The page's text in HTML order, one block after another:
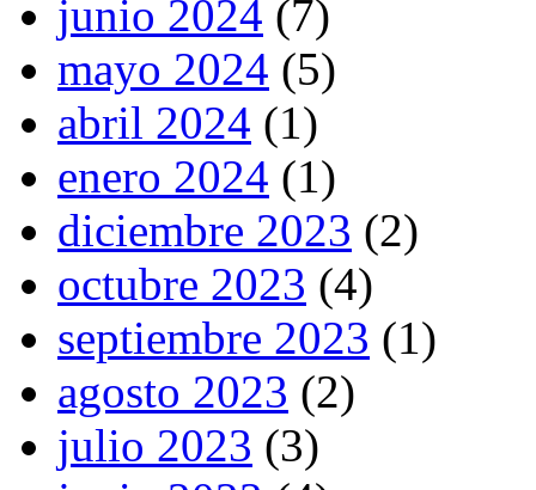
junio 2024 (7)
mayo 2024 (5)
abril 2024 (1)
enero 2024 (1)
diciembre 2023 (2)
octubre 2023 (4)
septiembre 2023 (1)
agosto 2023 (2)
julio 2023 (3)